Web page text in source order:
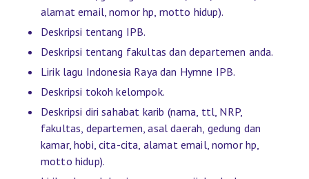
alamat email, nomor hp, motto hidup).
Deskripsi tentang IPB.
Deskripsi tentang fakultas dan departemen anda.
Lirik lagu Indonesia Raya dan Hymne IPB.
Deskripsi tokoh kelompok.
Deskripsi diri sahabat karib (nama, ttl, NRP,
fakultas, departemen, asal daerah, gedung dan
kamar, hobi, cita-cita, alamat email, nomor hp,
motto hidup).